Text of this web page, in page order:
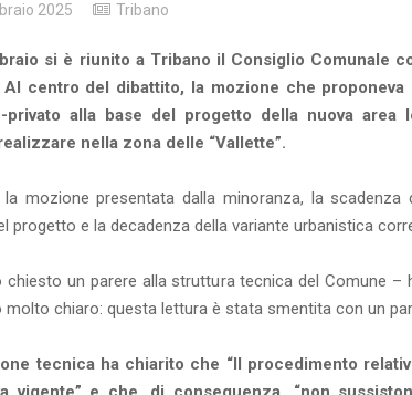
2025 Tribano
si è riunito a Tribano il Consiglio Comunale
Al centro del dibattito, la mozione che proponeva
privato alla base del progetto della nuova area
nella zona delle “Vallette”.
mozione presentata dalla minoranza, la scadenza
progetto e la decadenza della variante urbanistica
chiesto un parere alla struttura tecnica del Comune
molto chiaro: questa lettura è stata smentita con un
tecnica ha chiarito che “Il procedimento